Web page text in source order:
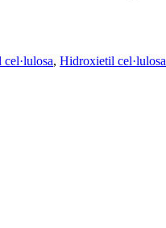
, Hidroxietil cel·lulosa